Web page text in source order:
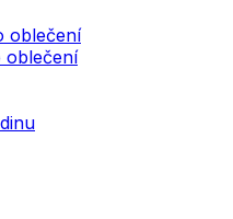
oblečení
oblečení